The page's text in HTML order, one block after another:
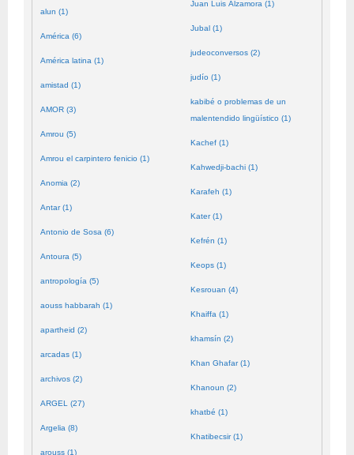
alun (1)
América (6)
América latina (1)
amistad (1)
AMOR (3)
Amrou (5)
Amrou el carpintero fenicio (1)
Anomia (2)
Antar (1)
Antonio de Sosa (6)
Antoura (5)
antropología (5)
aouss habbarah (1)
apartheid (2)
arcadas (1)
archivos (2)
ARGEL (27)
Argelia (8)
arouss (1)
Juan Luis Alzamora (1)
Jubal (1)
judeoconversos (2)
judío (1)
kabibé o problemas de un
malentendido lingüístico (1)
Kachef (1)
Kahwedji-bachi (1)
Karafeh (1)
Kater (1)
Kefrén (1)
Keops (1)
Kesrouan (4)
Khaiffa (1)
khamsín (2)
Khan Ghafar (1)
Khanoun (2)
khatbé (1)
Khatibecsir (1)